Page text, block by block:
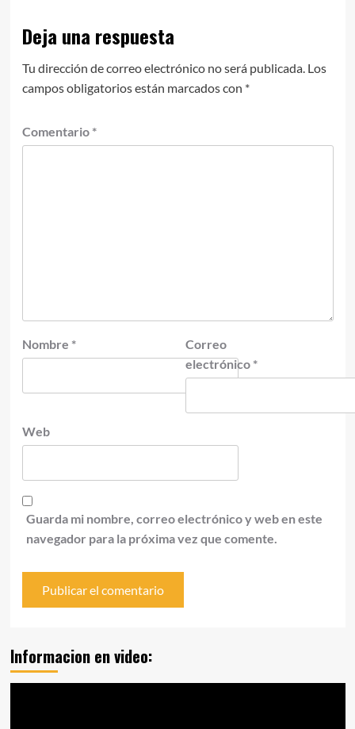
Deja una respuesta
Tu dirección de correo electrónico no será publicada. Los
campos obligatorios están marcados con *
Comentario *
Nombre *
Correo
electrónico *
Web
Guarda mi nombre, correo electrónico y web en este
navegador para la próxima vez que comente.
Informacion en video: